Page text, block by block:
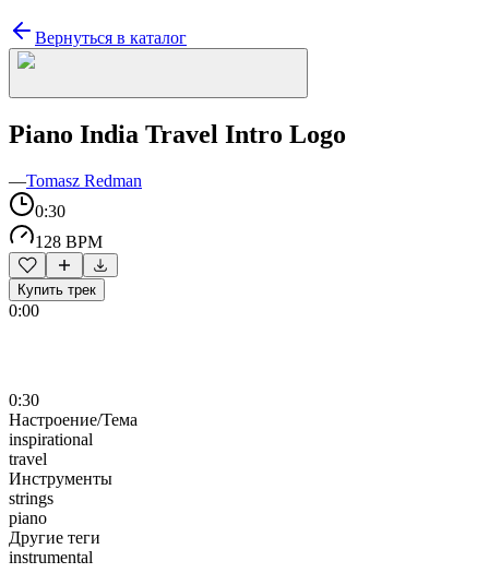
Вернуться в каталог
Piano India Travel Intro Logo
—Tomasz Redman
0:30
128 BPM
Купить трек
0:00
0:30
Настроение/Тема
inspirational
travel
Инструменты
strings
piano
Другие теги
instrumental